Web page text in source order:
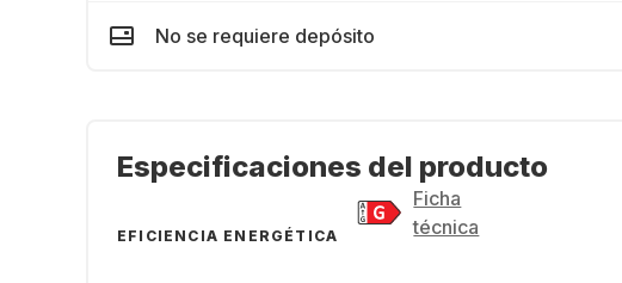
No se requiere depósito
Especificaciones del producto
EFICIENCIA ENERGÉTICA
Ficha
técnica